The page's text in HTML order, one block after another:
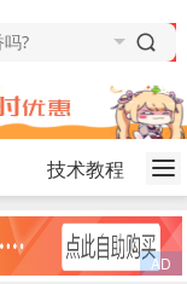
技术教程